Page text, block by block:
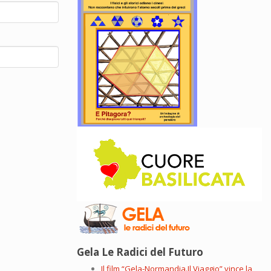
Gela Le Radici del Futuro
Il film “Gela-Normandia.Il Viaggio” vince la